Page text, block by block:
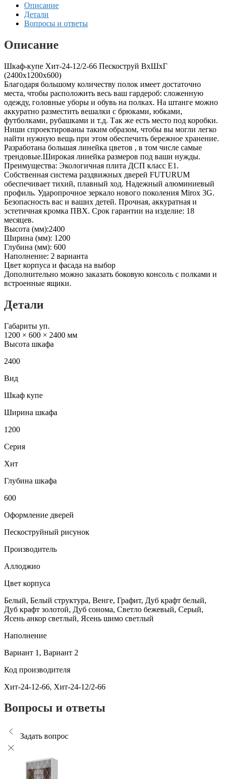
Описание
Детали
Вопросы и ответы
Описание
Шкаф-купе Хит-24-12/2-66 Пескоструй ВхШхГ
(2400х1200х600)
Благодаря большому количеству полок имеет достаточно
места, чтобы расположить весь ваш гардероб: сложенную
одежду, головные уборы и обувь на полках. На штанге можно
аккуратно разместить вешалки с брюками, юбками,
футболками, рубашками и т.д. Так же есть место под коробки.
Ниши спроектированы таким образом, чтобы вы могли легко
найти нужную вещь при этом обеспечить бережное хранение.
Разработана большая линейка цветов , в том числе самые
трендовые.Широкая линейка размеров под ваши нужды.
Преимущества: Экологичная плита ДСП класс E1.
Собственная система раздвижных дверей FUTURUM
обеспечивает тихий, плавный ход. Надежный алюминиевый
профиль. Ударопрочное зеркало нового поколения Mirox 3G.
Безопасность вас и ваших детей. Прочная, аккуратная и
эстетичная кромка ПВХ. Срок гарантии на изделие: 18
месяцев.
Высота (мм):2400
Ширина (мм): 1200
Глубина (мм): 600
Наполнение: 2 варианта
Цвет корпуса и фасада на выбор
Дополнительно можно заказать боковую консоль с полками и
встроенные ящики.
Детали
Габариты уп.
1200 × 600 × 2400 мм
Высота шкафа
2400
Вид
Шкаф купе
Ширина шкафа
1200
Серия
Хит
Глубина шкафа
600
Оформление дверей
Пескоструйный рисунок
Производитель
Аллоджио
Цвет корпуса
Белый, Белый структура, Венге, Графит, Дуб крафт белый,
Дуб крафт золотой, Дуб сонома, Светло бежевый, Серый,
Ясень анкор светлый, Ясень шимо светлый
Наполнение
Вариант 1, Вариант 2
Код производителя
Хит-24-12-66, Хит-24-12/2-66
Вопросы и ответы
Задать вопрос